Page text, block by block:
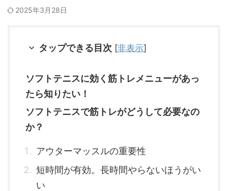
2025年3月28日
タップできる目次 [非表示]
ソフトテニスに効く筋トレメニューがあっ
たら知りたい！
ソフトテニスで筋トレがどうして必要なの
か？
アウターマッスルの重要性
短時間が有効。長時間やらないほうがい
い